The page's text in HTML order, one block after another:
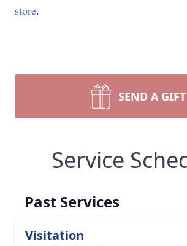
store.
SEND A GIFT
Service
Past Services
Visitation